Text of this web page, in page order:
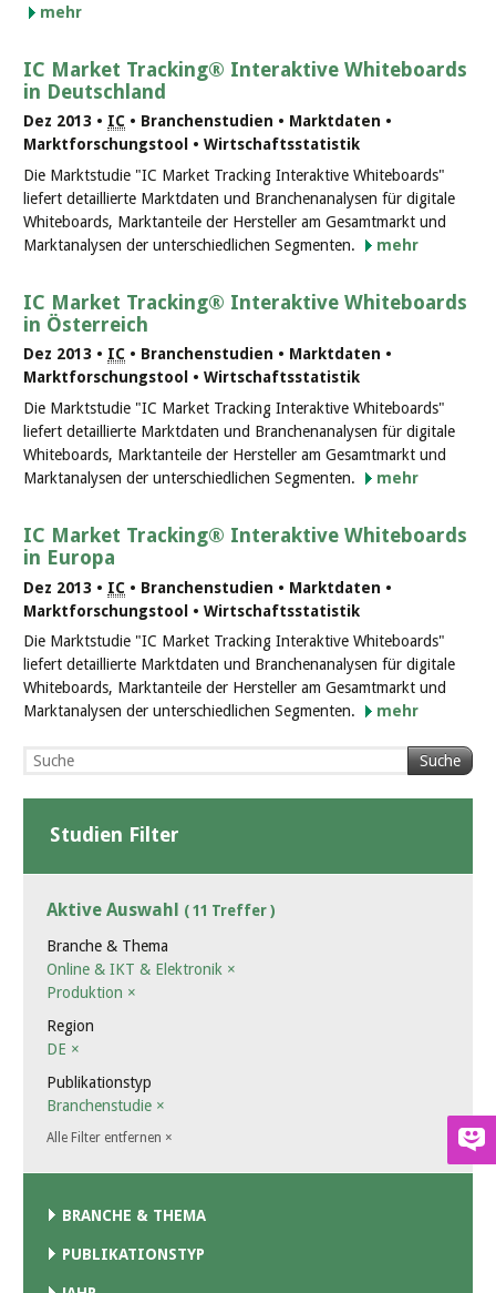
mehr
IC Market Tracking® Interaktive Whiteboards
in Deutschland
Dez 2013 • IC • Branchenstudien • Marktdaten •
Marktforschungstool • Wirtschaftsstatistik
Die Marktstudie "IC Market Tracking Interaktive Whiteboards"
liefert detaillierte Marktdaten und Branchenanalysen für digitale
Whiteboards, Marktanteile der Hersteller am Gesamtmarkt und
Marktanalysen der unterschiedlichen Segmenten.
mehr
IC Market Tracking® Interaktive Whiteboards
in Österreich
Dez 2013 • IC • Branchenstudien • Marktdaten •
Marktforschungstool • Wirtschaftsstatistik
Die Marktstudie "IC Market Tracking Interaktive Whiteboards"
liefert detaillierte Marktdaten und Branchenanalysen für digitale
Whiteboards, Marktanteile der Hersteller am Gesamtmarkt und
Marktanalysen der unterschiedlichen Segmenten.
mehr
IC Market Tracking® Interaktive Whiteboards
in Europa
Dez 2013 • IC • Branchenstudien • Marktdaten •
Marktforschungstool • Wirtschaftsstatistik
Die Marktstudie "IC Market Tracking Interaktive Whiteboards"
liefert detaillierte Marktdaten und Branchenanalysen für digitale
Whiteboards, Marktanteile der Hersteller am Gesamtmarkt und
Marktanalysen der unterschiedlichen Segmenten.
mehr
Suche
Studien Filter
Aktive Auswahl ( 11 Treffer )
Branche & Thema
Online & IKT & Elektronik ×
Produktion ×
Region
DE ×
Publikationstyp
Branchenstudie ×
Alle Filter entfernen ×
BRANCHE & THEMA
PUBLIKATIONSTYP